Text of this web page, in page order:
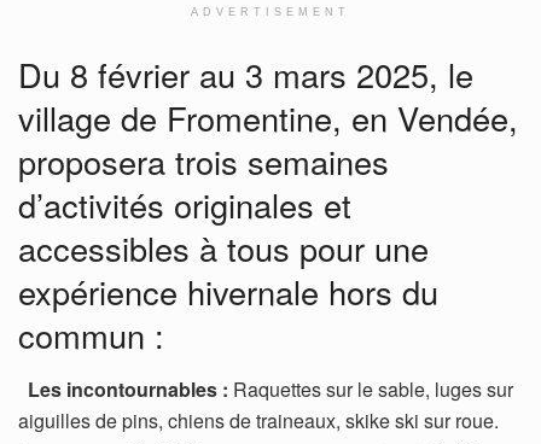
ADVERTISEMENT
Du 8 février au 3 mars 2025, le
village de Fromentine, en Vendée,
proposera trois semaines
d’activités originales et
accessibles à tous pour une
expérience hivernale hors du
commun :
Les incontournables : Raquettes sur le sable, luges sur
aiguilles de pins, chiens de traineaux, skike ski sur roue.